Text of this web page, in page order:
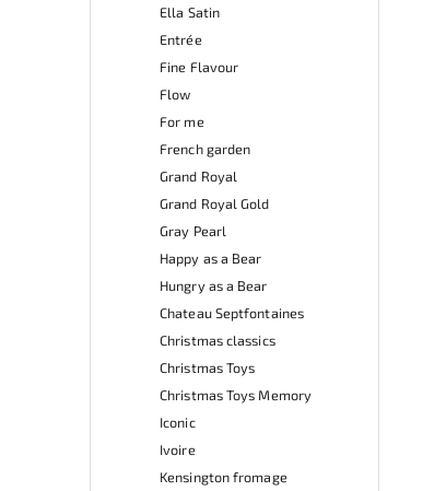
Ella Satin
Entrée
Fine Flavour
Flow
For me
French garden
Grand Royal
Grand Royal Gold
Gray Pearl
Happy as a Bear
Hungry as a Bear
Chateau Septfontaines
Christmas classics
Christmas Toys
Christmas Toys Memory
Iconic
Ivoire
Kensington fromage